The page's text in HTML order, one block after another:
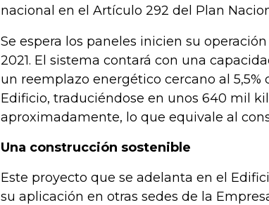
nacional en el Artículo 292 del Plan
Se espera los paneles inicien su
2021. El sistema contará con una
un reemplazo energético cercano al 5,5%
Edificio, traduciéndose en unos 640 mil
aproximadamente, lo que equivale al
Una construcción sostenible
Este proyecto que se adelanta en el
su aplicación en otras sedes de la